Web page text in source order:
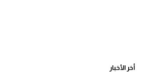
أخر الأخبار